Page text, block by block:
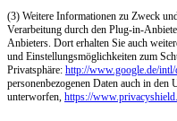
(3) Weitere Informationen zu Zweck
Verarbeitung durch den Plug-in-
Anbieters. Dort erhalten Sie auch
und Einstellungsmöglichkeiten zum
Privatsphäre: http://www.google.de/
personenbezogenen Daten auch in
unterworfen, https://